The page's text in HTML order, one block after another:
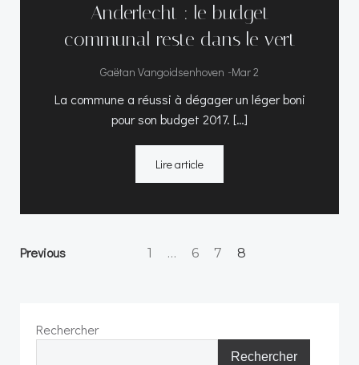
Anderlecht : le budget
communal reste dans le vert
Gaëtan Vangoidsenhoven -Mar 2
La commune a réussi à dégager un léger boni
pour son budget 2017. […]
Lire article
Posts
Previous
PostsPage
1 … Page
6 Page
7 Page
8
Rechercher
Rechercher